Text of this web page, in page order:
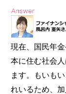
現在、国民年
本に住む社会
ます。もいも
れいるため、